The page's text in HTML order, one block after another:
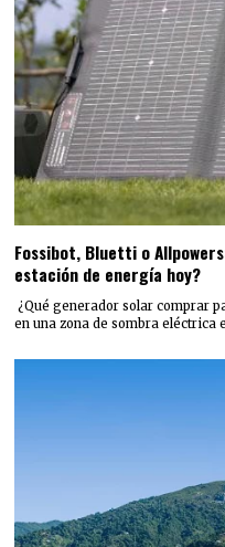
Fossibot, Bluetti o
estación de energía hoy?
¿Qué generador solar comprar
en una zona de sombra eléctrica